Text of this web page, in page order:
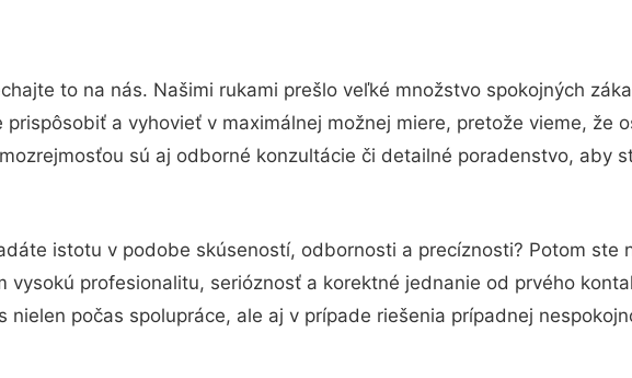
to na nás. Našimi rukami prešlo veľké množstvo spokojných
a vyhovieť v maximálnej možnej miere, pretože vieme, že
sú aj odborné konzultácie či detailné poradenstvo, aby
istotu v podobe skúseností, odbornosti a precíznosti? Potom ste
profesionalitu, serióznosť a korektné jednanie od prvého
počas spolupráce, ale aj v prípade riešenia prípadnej